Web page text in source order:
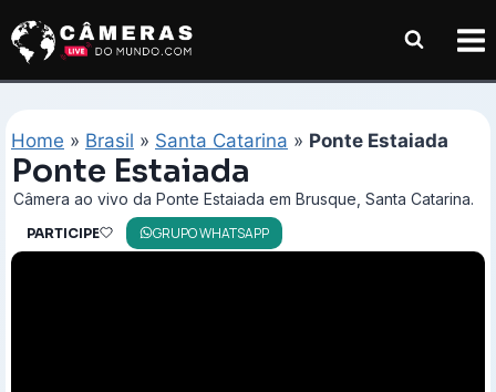
para
Home » Brasil » Santa Catarina » Ponte Estaiada
Ponte Estaiada
Câmera ao vivo da Ponte Estaiada em Brusque, Santa Catarina.
PARTICIPE GRUPO WHATSAPP